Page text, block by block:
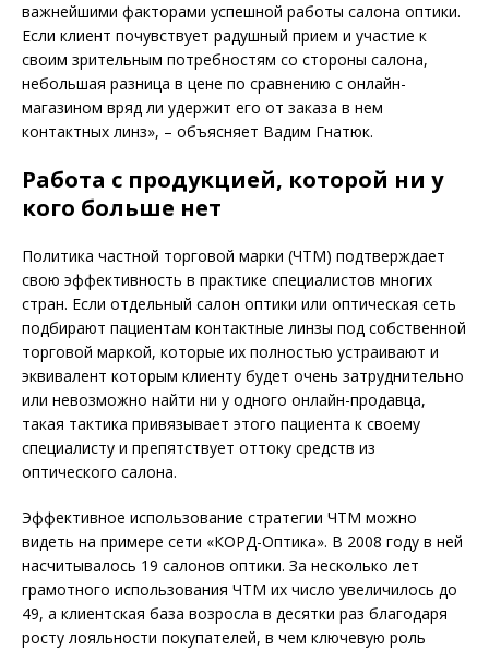
важнейшими факторами успешной работы салона оптики.
Если клиент почувствует радушный прием и участие к
своим зрительным потребностям со стороны салона,
небольшая разница в цене по сравнению с онлайн-
магазином вряд ли удержит его от заказа в нем
контактных линз», – объясняет Вадим Гнатюк.
Работа с продукцией, которой ни у
кого больше нет
Политика частной торговой марки (ЧТМ) подтверждает
свою эффективность в практике специалистов многих
стран. Если отдельный салон оптики или оптическая сеть
подбирают пациентам контактные линзы под собственной
торговой маркой, которые их полностью устраивают и
эквивалент которым клиенту будет очень затруднительно
или невозможно найти ни у одного онлайн-продавца,
такая тактика привязывает этого пациента к своему
специалисту и препятствует оттоку средств из
оптического салона.
Эффективное использование стратегии ЧТМ можно
видеть на примере сети «КОРД-Оптика». В 2008 году в ней
насчитывалось 19 салонов оптики. За несколько лет
грамотного использования ЧТМ их число увеличилось до
49, а клиентская база возросла в десятки раз благодаря
росту лояльности покупателей, в чем ключевую роль